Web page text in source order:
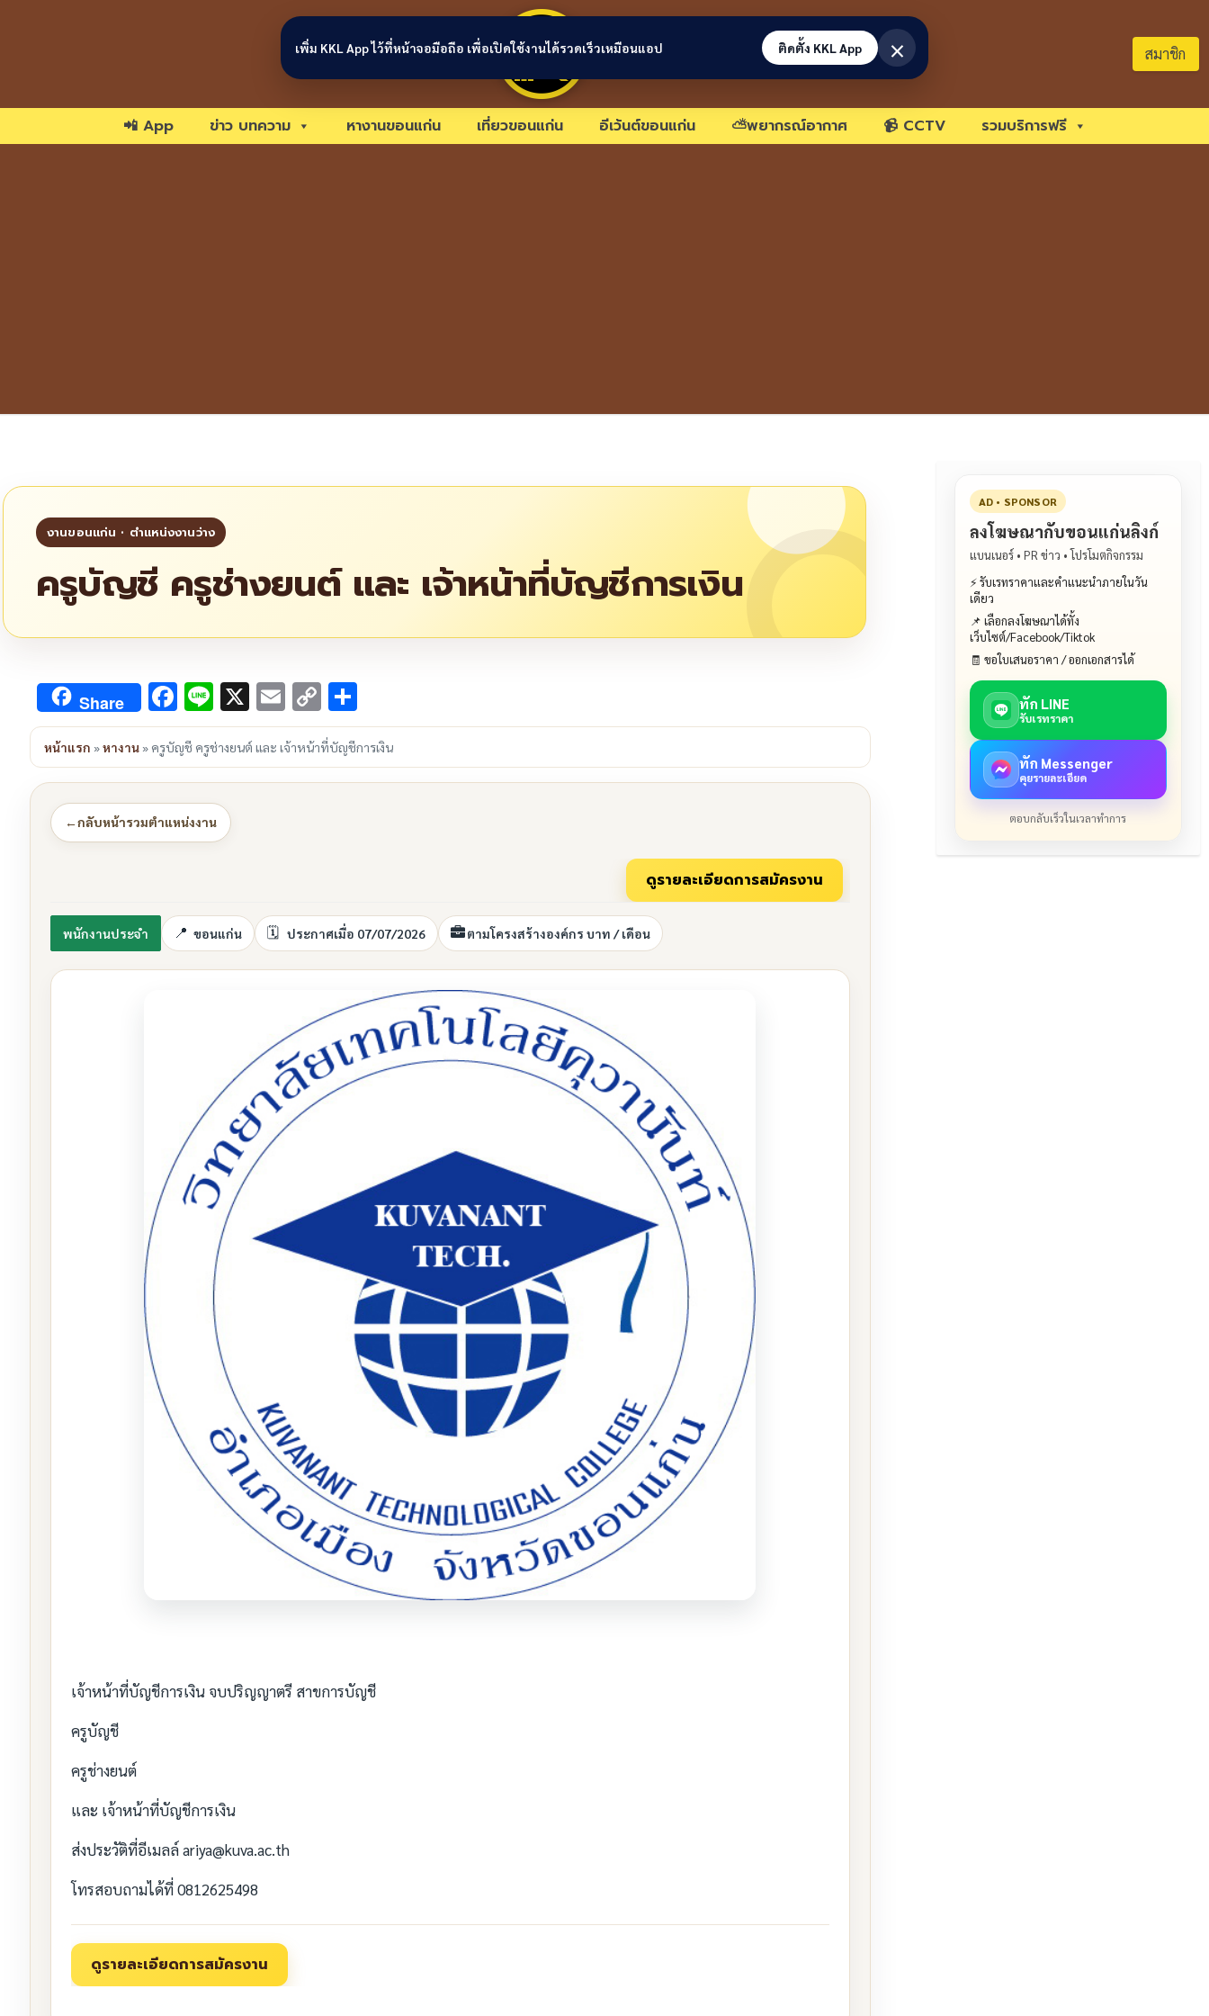
ขอนแก่นลิงก์ สมาชิก
📲 App ข่าว บทความ หางานขอนแก่น เที่ยวขอนแก่น อีเว้นต์ขอนแก่น ⛅พยากรณ์อากาศ 📹 CCTV รวมบริการฟรี
ครูบัญชี ครูช่างยนต์ และ เจ้าหน้าที่บัญชีการเงิน
Share Facebook
Line
X Email
Copy
Link
หน้าแรก »หางาน » ครูบัญชี ครูช่างยนต์ และ เจ้าหน้าที่บัญชีการเงิน
←กลับหน้ารวมตำแหน่งงาน
พนักงานประจำ ขอนแก่น ประกาศเมื่อ 07/07/2026 ตามโครงสร้างองค์กร บาท / เดือน
เจ้าหน้าที่บัญชีการเงิน จบปริญญาตรี สาขการบัญชี
ครูบัญชี
ครูช่างยนต์
และ เจ้าหน้าที่บัญชีการเงิน
ส่งประวัติที่อีเมลล์ ariya@kuva.ac.th
โทรสอบถามได้ที่ 0812625498
AD • SPONSOR
ลงโฆษณากับขอนแก่นลิงก์
แบนเนอร์ • PR ข่าว • โปรโมตกิจกรรม
⚡ รับเรทราคาและคำแนะนำภายในวัน
เดียว
📌 เลือกลงโฆษณาได้ทั้ง
เว็บไซต์/Facebook/Tiktok
🧾 ขอใบเสนอราคา / ออกเอกสารได้
ทัก LINE
รับเรทราคา
ทัก Messenger
คุยรายละเอียด
ตอบกลับเร็วในเวลาทำการ
เพิ่ม KKL App ไว้ที่หน้าจอมือถือ เพื่อเปิดใช้งานได้รวดเร็วเหมือนแอป ติดตั้ง KKL App ×